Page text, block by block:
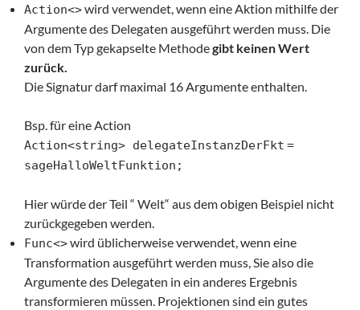
Action<>wird verwendet, wenn eine Aktion mithilfe der
Argumente des Delegaten ausgeführt werden muss. Die
von dem Typ gekapselte Methodegibt keinen Wert
zurück.
Die Signatur darf maximal 16 Argumente enthalten.
Bsp. für eine Action
Action<string> delegateInstanzDerFkt =
sageHalloWeltFunktion;
Hier würde der Teil “ Welt“ aus dem obigen Beispiel nicht
zurückgegeben werden.
Func<>wird üblicherweise verwendet, wenn eine
Transformation ausgeführt werden muss, Sie also die
Argumente des Delegaten in ein anderes Ergebnis
transformieren müssen. Projektionen sind ein gutes